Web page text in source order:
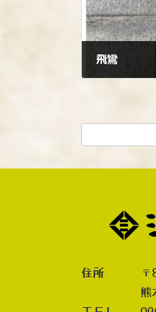
飛鸞
住所 〒
熊本県熊